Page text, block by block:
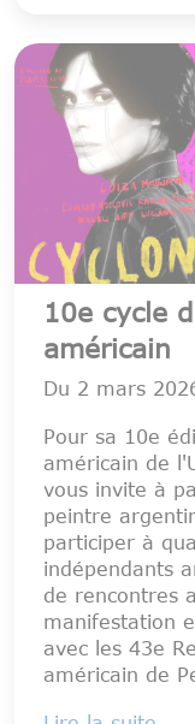
10e cycle
américain
Du 2 mars
Pour sa 10e
américain de
vous invite à
peintre
participer à
indépendants
de rencontres
manifestation
avec les 43e
américain de